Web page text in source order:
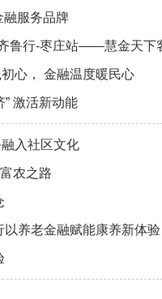
融服务品牌
鲁行-枣庄站——慧金天下
心， 金融温度暖民心
” 激活新动能
入社区文化
农之路
养老金融赋能康养新体验